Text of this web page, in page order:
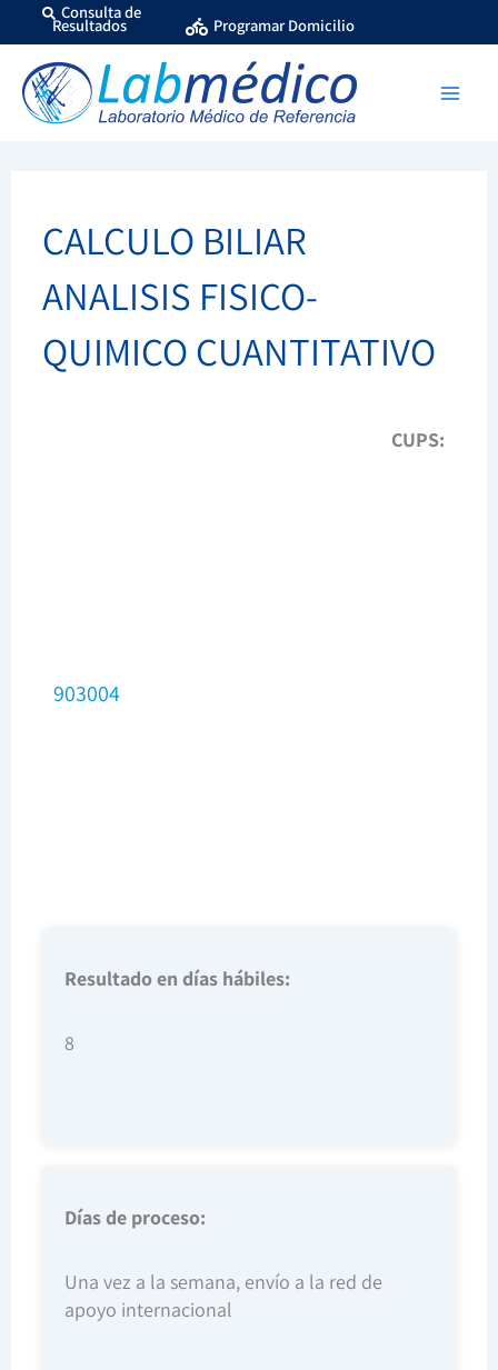
al
contenido
Consulta de
Resultados Programar Domicilio
CALCULO BILIAR
ANALISIS FISICO-
QUIMICO CUANTITATIVO
CUPS:
903004
Resultado en días hábiles:
8
Días de proceso:
Una vez a la semana, envío a la red de
apoyo internacional